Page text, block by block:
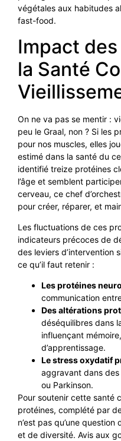
végétales aux habitudes
fast-food.
Impact
la Santé
On ne va pas se mentir :
peu le Graal, non ? Si les
pour nos muscles, elles
estimé dans la santé du
identifié treize protéines
l’âge et semblent
cerveau, ce chef
pour créer, réparer, et
Les fluctuations de ces
indicateurs précoces de
des leviers d’intervention
ce qu’il faut retenir :
Les protéines
communication
Des altérations
déséquilibres dans
influençant
d’apprentissage.
Le stress oxydatif
aggravant dans
ou Parkinson.
Pour soutenir cette santé
protéines, complété par
n’est pas qu’une
et de diversité. Avis aux